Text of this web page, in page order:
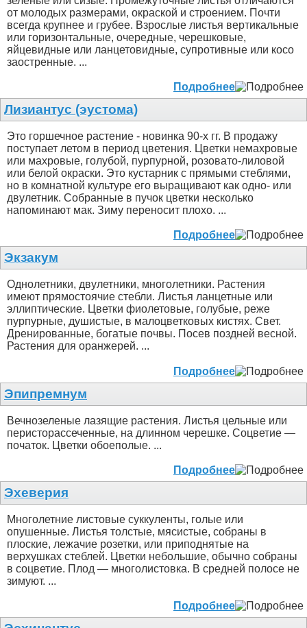
от молодых размерами, окраской и строением. Почти
всегда крупнее и грубее. Взрослые листья вертикальные
или горизонтальные, очередные, черешковые,
яйцевидные или ланцетовидные, супротивные или косо
заостренные. ...
Подробнее
Лизиантус (эустома)
Это горшечное растение - новинка 90-х гг. В продажу
поступает летом в период цветения. Цветки немахровые
или махровые, голубой, пурпурной, розовато-лиловой
или белой окраски. Это кустарник с прямыми стеблями,
но в комнатной культуре его выращивают как одно- или
двулетник. Собранные в пучок цветки несколько
напоминают мак. Зиму переносит плохо. ...
Подробнее
Экзакум
Однолетники, двулетники, многолетники. Растения
имеют прямостоячие стебли. Листья ланцетные или
эллиптические. Цветки фиолетовые, голубые, реже
пурпурные, душистые, в малоцветковых кистях. Свет.
Дренированные, богатые почвы. Посев поздней весной.
Растения для оранжерей. ...
Подробнее
Эпипремнум
Вечнозеленые лазящие растения. Листья цельные или
перисторассеченные, на длинном черешке. Соцветие —
початок. Цветки обоеполые. ...
Подробнее
Эхеверия
Многолетние листовые суккуленты, голые или
опушенные. Листья толстые, мясистые, собраны в
плоские, лежачие розетки, или приподнятые на
верхушках стеблей. Цветки небольшие, обычно собраны
в соцветие. Плод — многолистовка. В средней полосе не
зимуют. ...
Подробнее